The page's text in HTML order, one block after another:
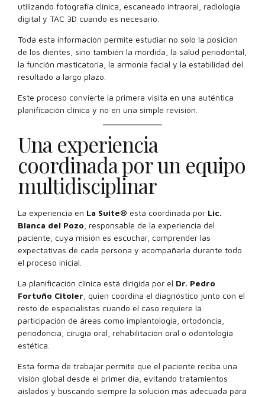
utilizando fotografía clínica, escaneado intraoral, radiología
digital y TAC 3D cuando es necesario.
Toda esta información permite estudiar no solo la posición
de los dientes, sino también la mordida, la salud periodontal,
la función masticatoria, la armonía facial y la estabilidad del
resultado a largo plazo.
Este proceso convierte la primera visita en una auténtica
planificación clínica y no en una simple revisión.
Una experiencia
coordinada por un equipo
multidisciplinar
La experiencia en La Suite® está coordinada por Lic.
Blanca del Pozo , responsable de la experiencia del
paciente, cuya misión es escuchar, comprender las
expectativas de cada persona y acompañarla durante todo
el proceso inicial.
La planificación clínica está dirigida por el Dr. Pedro
Fortuño Citoler , quien coordina el diagnóstico junto con el
resto de especialistas cuando el caso requiere la
participación de áreas como implantología, ortodoncia,
periodoncia, cirugía oral, rehabilitación oral o odontología
estética.
Esta forma de trabajar permite que el paciente reciba una
visión global desde el primer día, evitando tratamientos
aislados y buscando siempre la solución más adecuada para